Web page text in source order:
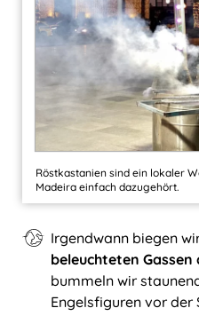
Röstkastanien sind ein lokaler
Madeira einfach dazugehört.
Irgendwann biegen
beleuchteten
bummeln wir
Engelsfiguren vor der